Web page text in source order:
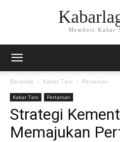
Memberi Kabar
Beranda Kabar Tani Pertanian
Kabar Tani Pertanian
Strategi
Memajukan